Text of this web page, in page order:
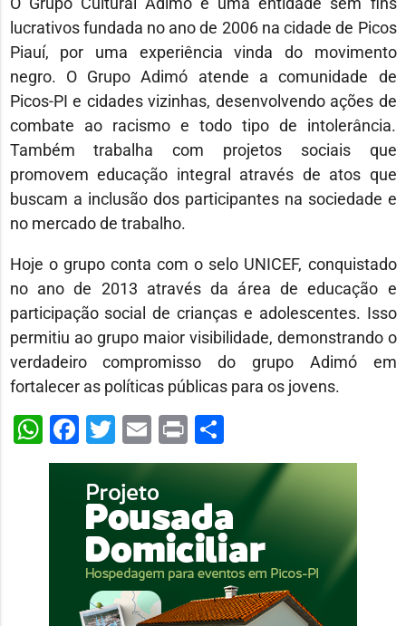
lucrativos fundada no ano de 2006 na cidade de Picos
Piauí, por uma experiência vinda do movimento
negro. O Grupo Adimó atende a comunidade de
Picos-PI e cidades vizinhas, desenvolvendo ações de
combate ao racismo e todo tipo de intolerância.
Também trabalha com projetos sociais que
promovem educação integral através de atos que
buscam a inclusão dos participantes na sociedade e
no mercado de trabalho.
Hoje o grupo conta com o selo UNICEF, conquistado
no ano de 2013 através da área de educação e
participação social de crianças e adolescentes. Isso
permitiu ao grupo maior visibilidade, demonstrando o
verdadeiro compromisso do grupo Adimó em
fortalecer as políticas públicas para os jovens.
WhatsApp
Facebook
Twitter
Email
PrintShare